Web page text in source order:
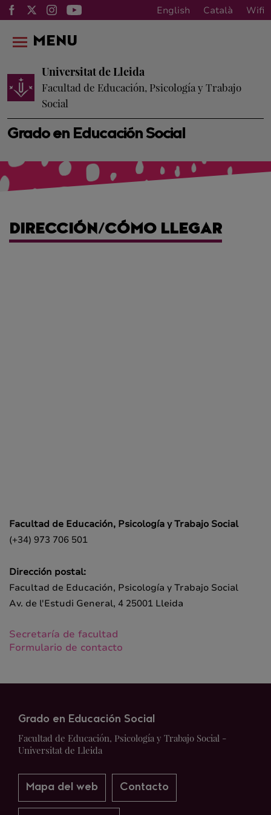
English Català Wifi
Grado en Educación Social
Universitat de Lleida
Facultad de Educación, Psicología y Trabajo
Social
MENU
DIRECCIÓN/CÓMO LLEGAR
Facultad de Educación, Psicología y Trabajo Social
(+34) 973 706 501
Dirección postal:
Facultad de Educación, Psicología y Trabajo Social
Av. de l'Estudi General, 4 25001 Lleida
Secretaría de facultad
Formulario de contacto
Grado en Educación Social
Facultad de Educación, Psicología y Trabajo Social -
Universitat de Lleida
Mapa del web Contacto